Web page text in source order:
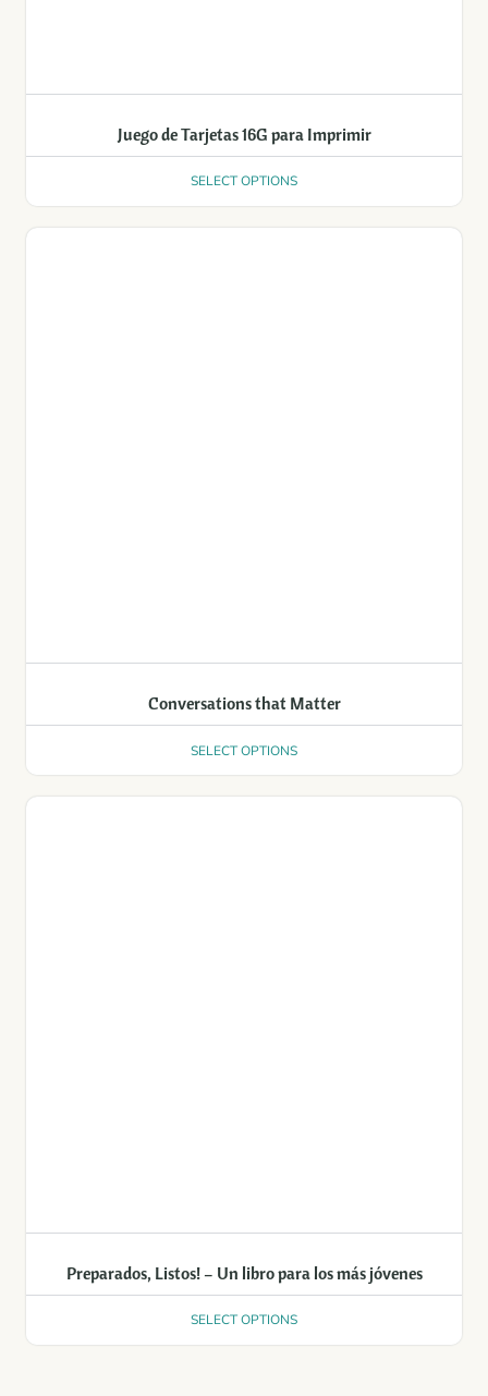
Juego de Tarjetas 16G para Imprimir
SELECT OPTIONS
Conversations that Matter
SELECT OPTIONS
Preparados, Listos! – Un libro para los más jóvenes
SELECT OPTIONS